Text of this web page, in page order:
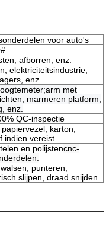
voor auto's
afborren, enz.
elektriciteitsindustrie,
enz.
met
marmeren platform;
enz.
QC-inspectie
karton,
indien vereist
en polijstencnc-
punteren,
slijpen, draad snijden